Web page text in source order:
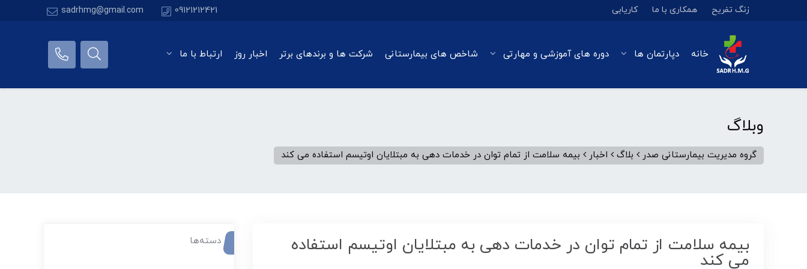
زنگ تفریح همکاری با ما کاریابی 09121212421
sadrhmg@gmail.com
خانه دپارتمان ها دوره های آموزشی و مهارتی شاخص های بیمارستانی شرکت ها و برندهای برتر اخبار روز ارتباط با ما
وبلاگ
گروه مدیریت بیمارستانی صدر بلاگ اخبار بیمه سلامت از تمام توان در خدمات دهی به مبتلایان اوتیسم استفاده می کند
بیمه سلامت از تمام توان در خدمات دهی به مبتلایان اوتیسم استفاده
می کند
دسته‌ها